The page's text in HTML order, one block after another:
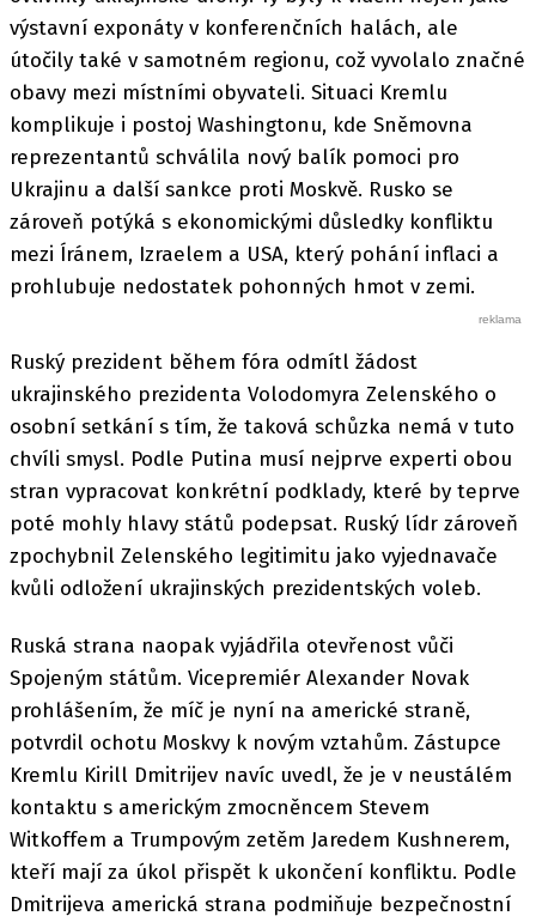
výstavní exponáty v konferenčních halách, ale
útočily také v samotném regionu, což vyvolalo značné
obavy mezi místními obyvateli. Situaci Kremlu
komplikuje i postoj Washingtonu, kde Sněmovna
reprezentantů schválila nový balík pomoci pro
Ukrajinu a další sankce proti Moskvě. Rusko se
zároveň potýká s ekonomickými důsledky konfliktu
mezi Íránem, Izraelem a USA, který pohání inflaci a
prohlubuje nedostatek pohonných hmot v zemi.
Ruský prezident během fóra odmítl žádost
ukrajinského prezidenta Volodomyra Zelenského o
osobní setkání s tím, že taková schůzka nemá v tuto
chvíli smysl. Podle Putina musí nejprve experti obou
stran vypracovat konkrétní podklady, které by teprve
poté mohly hlavy států podepsat. Ruský lídr zároveň
zpochybnil Zelenského legitimitu jako vyjednavače
kvůli odložení ukrajinských prezidentských voleb.
Ruská strana naopak vyjádřila otevřenost vůči
Spojeným státům. Vicepremiér Alexander Novak
prohlášením, že míč je nyní na americké straně,
potvrdil ochotu Moskvy k novým vztahům. Zástupce
Kremlu Kirill Dmitrijev navíc uvedl, že je v neustálém
kontaktu s americkým zmocněncem Stevem
Witkoffem a Trumpovým zetěm Jaredem Kushnerem,
kteří mají za úkol přispět k ukončení konfliktu. Podle
Dmitrijeva americká strana podmiňuje bezpečnostní